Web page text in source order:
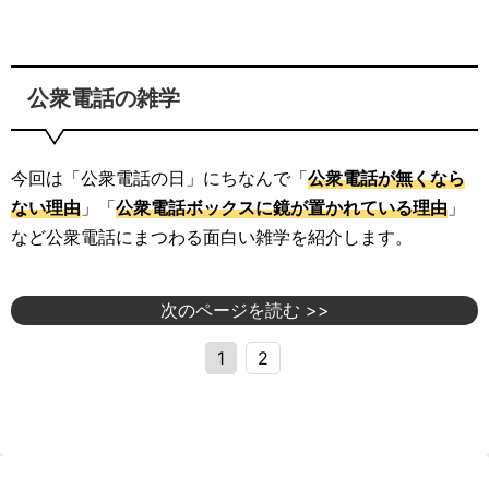
公衆電話の雑学
今回は「公衆電話の日」にちなんで「公衆電話が無くなら
ない理由 」「公衆電話ボックスに鏡が置かれている理由 」
など公衆電話にまつわる面白い雑学を紹介します。
次のページを読む >>
1 2